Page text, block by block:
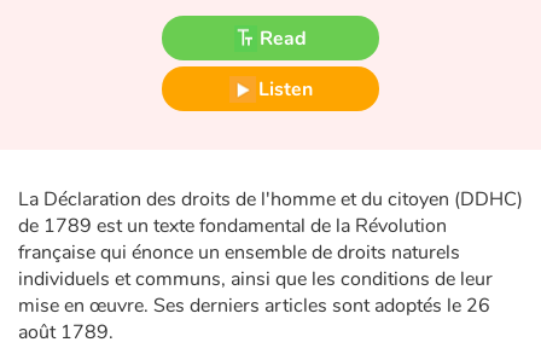
Learning
Arts, space, activities
Read
Listen
La Déclaration des droits de l'homme et du citoyen (DDHC)
de 1789 est un texte fondamental de la Révolution
française qui énonce un ensemble de droits naturels
individuels et communs, ainsi que les conditions de leur
mise en œuvre. Ses derniers articles sont adoptés le 26
août 1789.